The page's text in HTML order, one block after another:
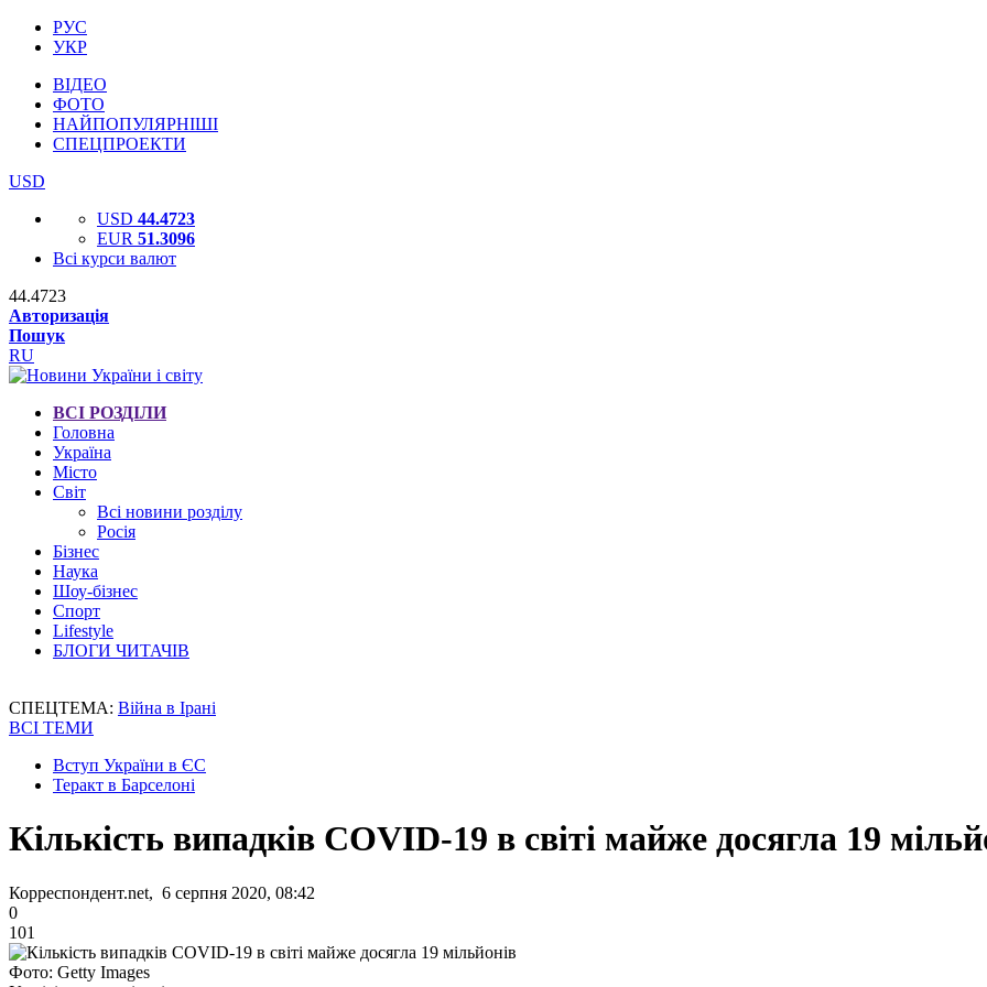
РУС
УКР
ВІДЕО
ФОТО
НАЙПОПУЛЯРНІШІ
СПЕЦПРОЕКТИ
USD
USD 44.4723
EUR 51.3096
Всі курси валют
44.4723
Авторизація
Пошук
RU
ВСІ РОЗДІЛИ
Головна
Україна
Місто
Світ
Всі новини розділу
Росія
Бізнес
Наука
Шоу-бізнес
Спорт
Lifestyle
БЛОГИ ЧИТАЧІВ
СПЕЦТЕМА: Війна в Ірані
ВСІ ТЕМИ
Вступ України в ЄС
Теракт в Барселоні
Кількість випадків COVID-19 в світі майже досягла 19
Корреспондент.net, 6 серпня 2020, 08:42
0
101
Фото: Getty Images